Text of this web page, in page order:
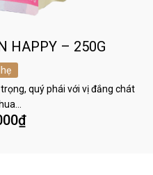
HAPPY – 250G
quý phái với vị đắng chát
₫